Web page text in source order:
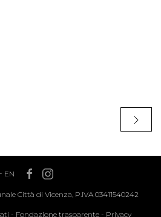
EN
Città di Vicenza, P.IVA 03411540242
- Fondazione trasparente - Privacy